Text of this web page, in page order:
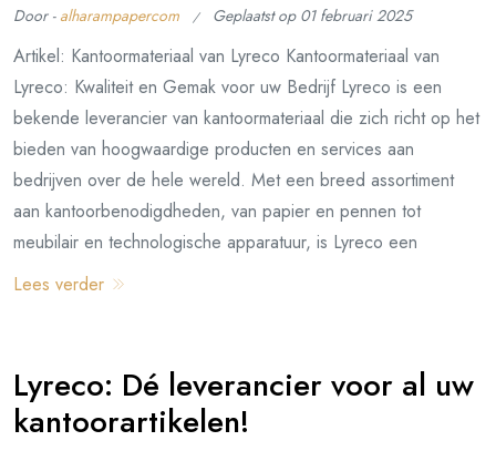
Door - alharampapercom Geplaatst op 01 februari 2025
Artikel: Kantoormateriaal van Lyreco Kantoormateriaal van
Lyreco: Kwaliteit en Gemak voor uw Bedrijf Lyreco is een
bekende leverancier van kantoormateriaal die zich richt op het
bieden van hoogwaardige producten en services aan
bedrijven over de hele wereld. Met een breed assortiment
aan kantoorbenodigdheden, van papier en pennen tot
meubilair en technologische apparatuur, is Lyreco een
Lees verder
Lyreco: Dé leverancier voor al uw
kantoorartikelen!